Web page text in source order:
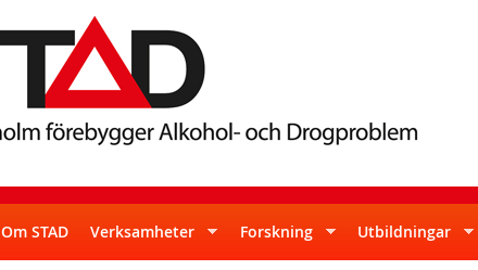
Om STAD Verksamheter Forskning Utbildningar